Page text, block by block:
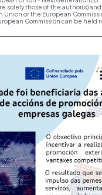
solely those of the author(s)
Union or the European
Commission can be held